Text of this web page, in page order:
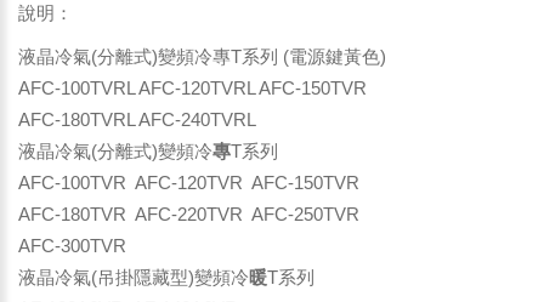
說明：
液晶冷氣(分離式)變頻冷專T系列 (電源鍵黃色)
AFC-100TVRL AFC-120TVRL AFC-150TVR
AFC-180TVRL AFC-240TVRL
液晶冷氣(分離式)變頻冷專T系列
AFC-100TVR AFC-120TVR AFC-150TVR
AFC-180TVR AFC-220TVR AFC-250TVR
AFC-300TVR
液晶冷氣(吊掛隱藏型)變頻冷暖T系列